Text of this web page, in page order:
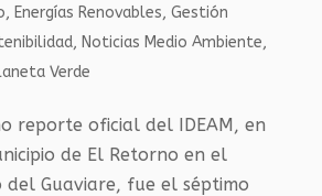
, Energías Renovables, Gestión
, Noticias Medio Ambiente,
Verde
reporte oficial del IDEAM, en
de El Retorno en el
Guaviare, fue el séptimo